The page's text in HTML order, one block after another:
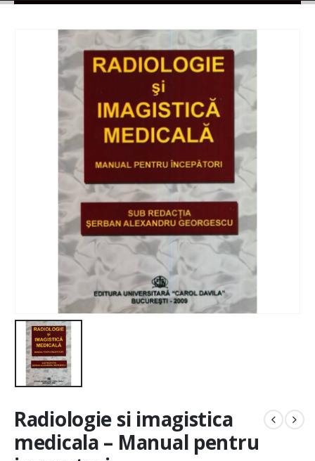
Radiologie si imagistica
medicala – Manual pentru